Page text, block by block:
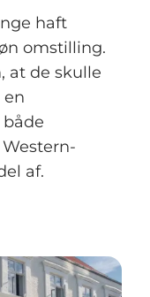
haft
omstilling.
at de skulle
en
af.